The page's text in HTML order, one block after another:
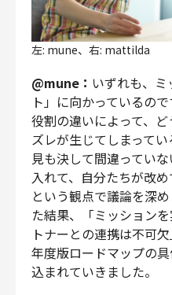
左: mune、右: mattilda
@mune： いずれも、
ト」に向かっているの
役割の違いによって、
ズレが生じてしまって
見も決して間違ってい
入れて、自分たちが改
という観点で議論を深
た結果、「ミッション
トナーとの連携は不可
年度版ロードマップの
込まれていきました。